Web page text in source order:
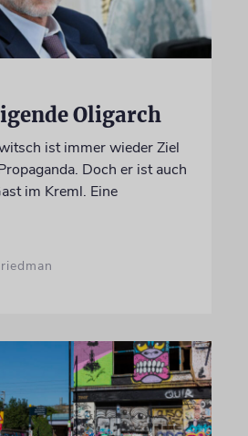
Oligarch
ist immer wieder Ziel
Doch er ist auch
im Kreml. Eine